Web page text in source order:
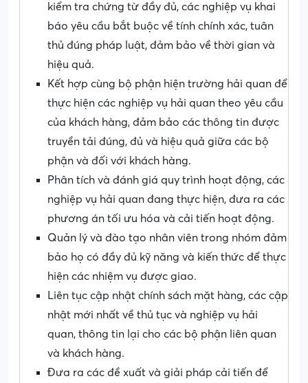
kiểm tra chứng từ đầy đủ, các nghiệp vụ khai
báo yêu cầu bắt buộc về tính chính xác, tuân
thủ đúng pháp luật, đảm bảo về thời gian và
hiệu quả.
Kết hợp cùng bộ phận hiện trường hải quan để
thực hiện các nghiệp vụ hải quan theo yêu cầu
của khách hàng, đảm bảo các thông tin được
truyền tải đúng, đủ và hiệu quả giữa các bộ
phận và đối với khách hàng.
Phân tích và đánh giá quy trình hoạt động, các
nghiệp vụ hải quan đang thực hiện, đưa ra các
phương án tối ưu hóa và cải tiến hoạt động.
Quản lý và đào tạo nhân viên trong nhóm đảm
bảo họ có đầy đủ kỹ năng và kiến thức để thực
hiện các nhiệm vụ được giao.
Liên tục cập nhật chính sách mặt hàng, các cập
nhật mới nhất về thủ tục và nghiệp vụ hải
quan, thông tin lại cho các bộ phận liên quan
và khách hàng.
Đưa ra các đề xuất và giải pháp cải tiến để